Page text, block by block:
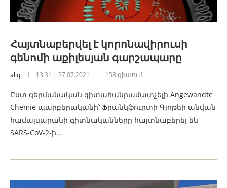
Հայտնաբերվել է կորոնավիրուսի
գենոմի աքիլեսյան գարշապարը
aliq 13:31 | 27.07.2021 158 դիտում
Ըստ գերմանական գիտահանրամատչելի Angewandte
Chemie պարբերականի՝ Ֆրանկֆուրտի Գյոթեի անվան
համալսարանի գիտնականները հայտնաբերել են
SARS-CoV-2-ի…